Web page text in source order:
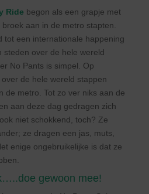
Ride begon als een grapje met
aan in de metro stapten.
tot een internationale happening
steden over de hele wereld
No Pants is simpel. Op
de hele wereld stappen
de metro. Tot zo ver niks aan de
aan deze dag gedragen zich
niet schokkend, toch? Ze
ze dragen een jas, muts,
enige ongebruikelijke is dat ze
gewoon mee!